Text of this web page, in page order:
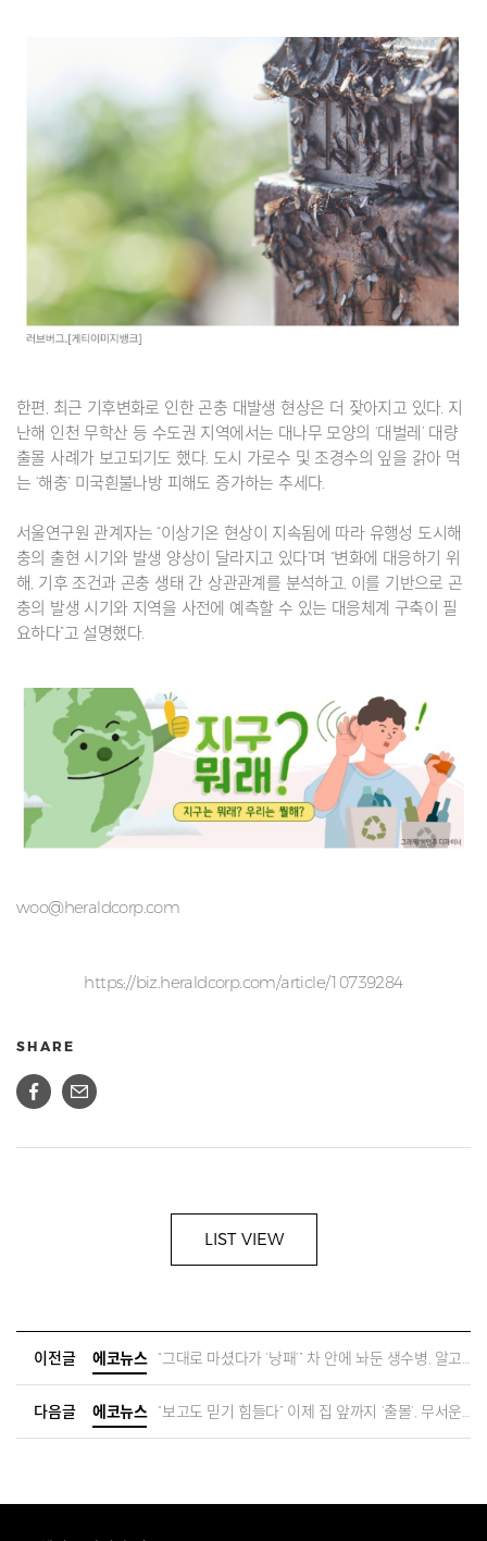
한편, 최근 기후변화로 인한 곤충 대발생 현상은 더 잦아지고 있다. 지
난해 인천 무학산 등 수도권 지역에서는 대나무 모양의 ‘대벌레’ 대량
출몰 사례가 보고되기도 했다. 도시 가로수 및 조경수의 잎을 갉아 먹
는 ‘해충’ 미국흰불나방 피해도 증가하는 추세다.
서울연구원 관계자는 “이상기온 현상이 지속됨에 따라 유행성 도시해
충의 출현 시기와 발생 양상이 달라지고 있다”며 “변화에 대응하기 위
해, 기후 조건과 곤충 생태 간 상관관계를 분석하고, 이를 기반으로 곤
충의 발생 시기와 지역을 사전에 예측할 수 있는 대응체계 구축이 필
요하다”고 설명했다.
woo@heraldcorp.com
https://biz.heraldcorp.com/article/10739284
SHARE
LIST VIEW
이전글 에코뉴스 “그대로 마셨다가 ‘낭패’” 차 안에 놔둔 생수병, 알고 보니…미세플라스틱이 ‘수두룩’ [지구, 뭐래?]
다음글 에코뉴스 “보고도 믿기 힘들다” 이제 집 앞까지 ‘출몰’, 무서운 야생동물…같이 살 수 있을까 [지구, 뭐래?]